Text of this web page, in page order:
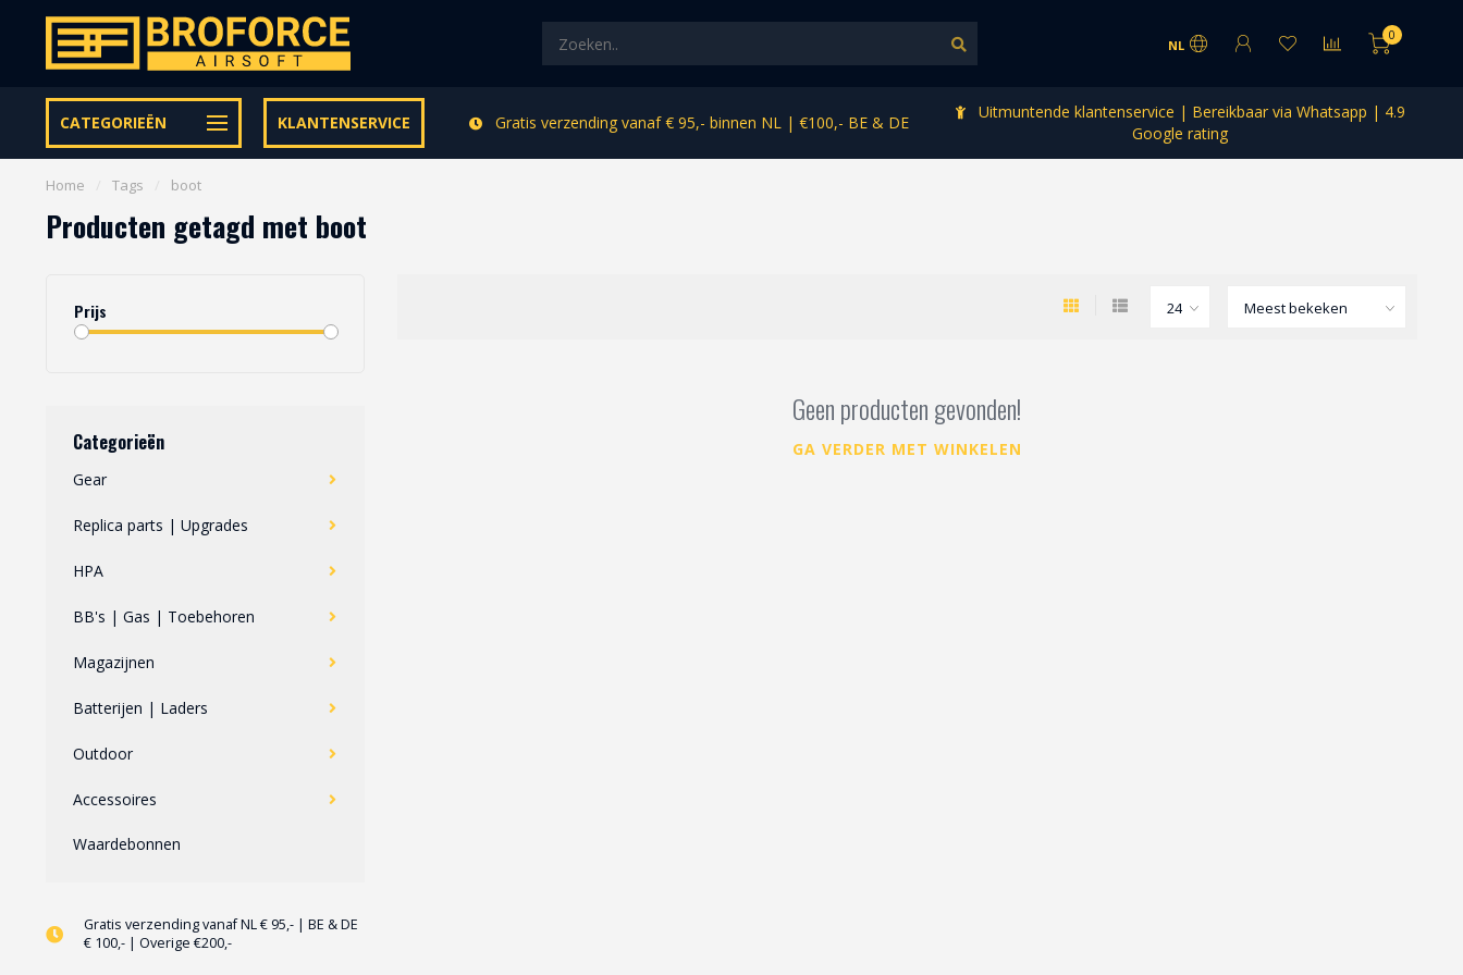
NL
0
CATEGORIEËN KLANTENSERVICE
Let op onze speciale Facebook/Instagram aanbiedingen Gratis verzending vanaf € 95,- binnen NL | €100,- BE & DE
Uitmuntende klantenservice | Bereikbaar via Whatsapp | 4.9
Google rating
Home Tags boot
Producten getagd met boot
Prijs
Categorieën
Gear
Replica parts | Upgrades
HPA
BB's | Gas | Toebehoren
Magazijnen
Batterijen | Laders
Outdoor
Accessoires
Waardebonnen
Gratis verzending vanaf NL € 95,- | BE & DE
€ 100,- | Overige €200,-
Geen producten gevonden!
GA VERDER MET WINKELEN